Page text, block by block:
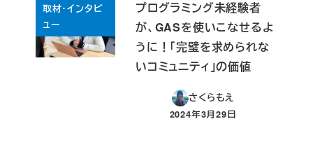
取材・インタビ
ュー
プログラミング未経験者
が、GASを使いこなせるよ
うに！「完璧を求められな
いコミュニティ」の価値
さくらもえ
投稿日
2024年3月29日